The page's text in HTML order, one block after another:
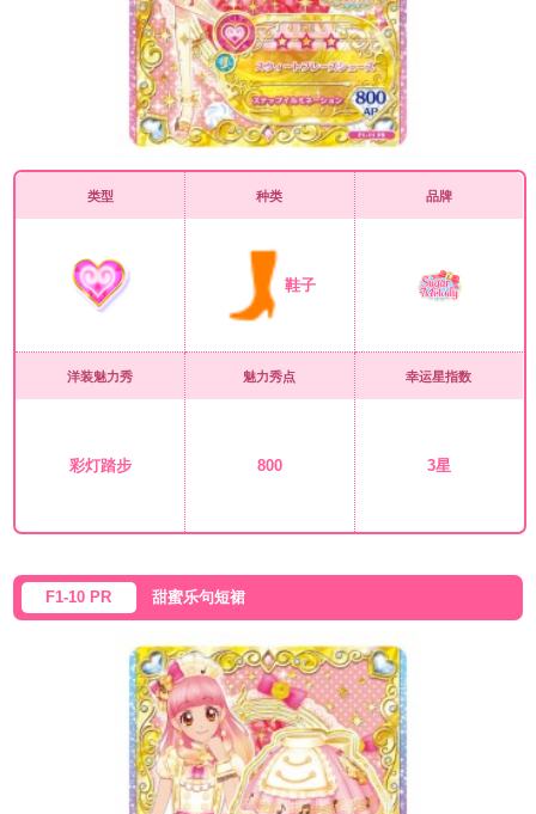
类型 种类
鞋子
品牌
洋装魅力秀
彩灯踏步
魅力秀点
800
幸运星指数
3星
F1-10 PR 甜蜜乐句短裙